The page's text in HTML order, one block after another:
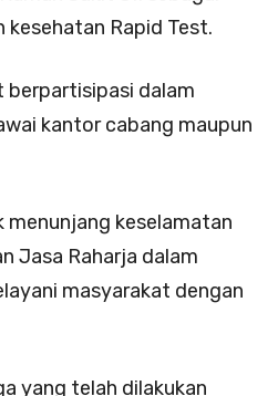
kesehatan Rapid Test.
berpartisipasi dalam
kantor cabang maupun
menunjang keselamatan
Jasa Raharja dalam
masyarakat dengan
yang telah dilakukan